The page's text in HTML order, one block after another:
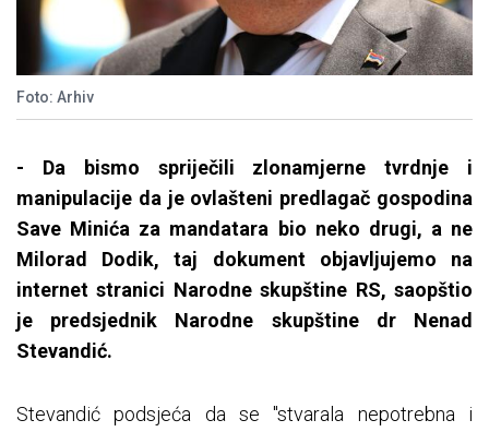
Foto: Arhiv
- Da bismo spriječili zlonamjerne tvrdnje i
manipulacije da je ovlašteni predlagač gospodina
Save Minića za mandatara bio neko drugi, a ne
Milorad Dodik, taj dokument objavljujemo na
internet stranici Narodne skupštine RS, saopštio
je predsjednik Narodne skupštine dr Nenad
Stevandić.
Stevandić podsjeća da se "stvarala nepotrebna i